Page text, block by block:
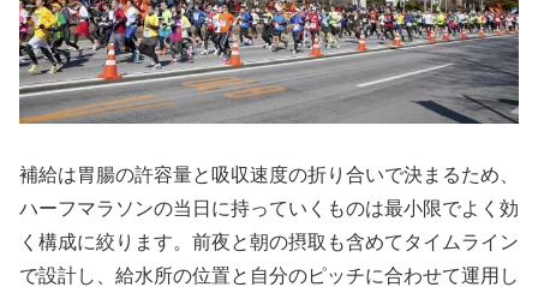
補給は胃腸の許容量と吸収速度の折り合いで決まるため、
ハーフマラソンの当日に持っていくものは最小限でよく効
く構成に絞ります。前夜と朝の摂取も含めてタイムライン
で設計し、給水所の位置と自分のピッチに合わせて運用し